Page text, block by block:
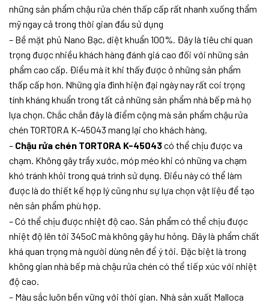
những sản phẩm chậu rửa chén thấp cấp rất nhanh xuống thẩm
mỹ ngay cả trong thời gian đầu sử dụng
– Bề mặt phủ Nano Bạc, diệt khuẩn 100%. Đây là tiêu chí quan
trọng được nhiều khách hàng đánh giá cao đối với những sản
phẩm cao cấp. Điều mà ít khi thấy được ở những sản phẩm
thấp cấp hơn. Những gia đình hiện đại ngày nay rất coi trọng
tính kháng khuẩn trong tất cả những sản phẩm nhà bếp mà họ
lựa chọn. Chắc chắn đây là điểm cộng mà sản phẩm chậu rửa
chén TORTORA K-45043 mang lại cho khách hàng.
– Chậu rửa chén TORTORA K-45043có thể chịu được va
chạm. Không gây trầy xước, móp méo khi có những va chạm
khó tránh khỏi trong quá trình sử dụng. Điều này có thể làm
được là do thiết kế hợp lý cũng như sự lựa chọn vật liệu để tạo
nên sản phẩm phù hợp.
– Có thể chịu được nhiệt độ cao. Sản phẩm có thể chịu được
nhiệt độ lên tới 345oC mà không gây hư hỏng. Đây là phẩm chất
khá quan trọng mà người dùng nên để ý tới. Đặc biệt là trong
không gian nhà bếp mà chậu rửa chén có thể tiếp xúc với nhiệt
độ cao.
– Màu sắc luôn bền vững với thời gian. Nhà sản xuất Malloca